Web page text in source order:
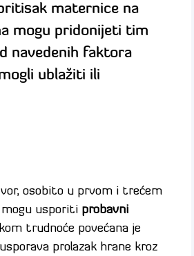
maternice na
mogu pridonijeti tim
navedenih faktora
ublažiti ili
osobito u prvom i trećem
usporiti probavni
trudnoće povećana je
prolazak hrane kroz